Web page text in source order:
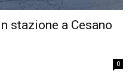
stazione a Cesano
0